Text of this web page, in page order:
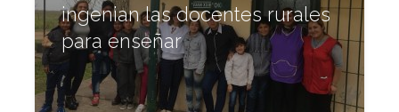
ingenian las docentes rurales
para enseñar